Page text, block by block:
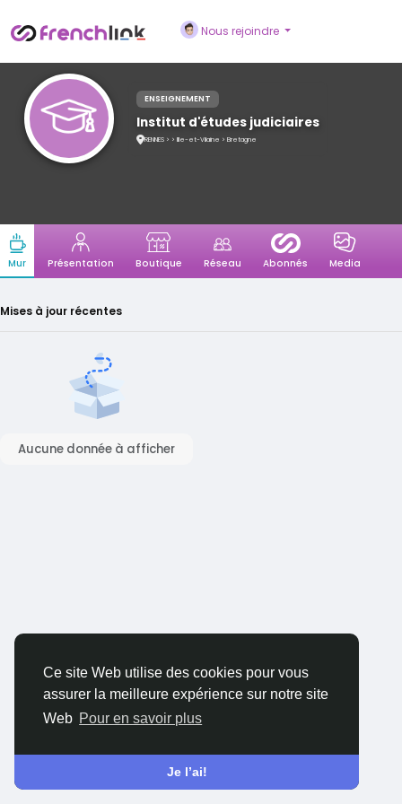
Ce site Web utilise des cookies pour vous
assurer la meilleure expérience sur notre site
Web Pour en savoir plus
Je l’ai!
Nous rejoindre
ENSEIGNEMENT
Institut d'études judiciaires
RENNES > > Ille-et-Vilaine > Bretagne
Mur Présentation Boutique Réseau Abonnés Media
Mises à jour récentes
Aucune donnée à afficher